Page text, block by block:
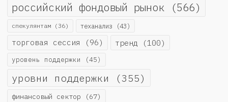
российский фондовый рынок (566)
спекулянтам (36) теханализ (43)
торговая сессия (96) тренд (100)
уровень поддержки (45)
уровни поддержки (355)
финансовый сектор (67)